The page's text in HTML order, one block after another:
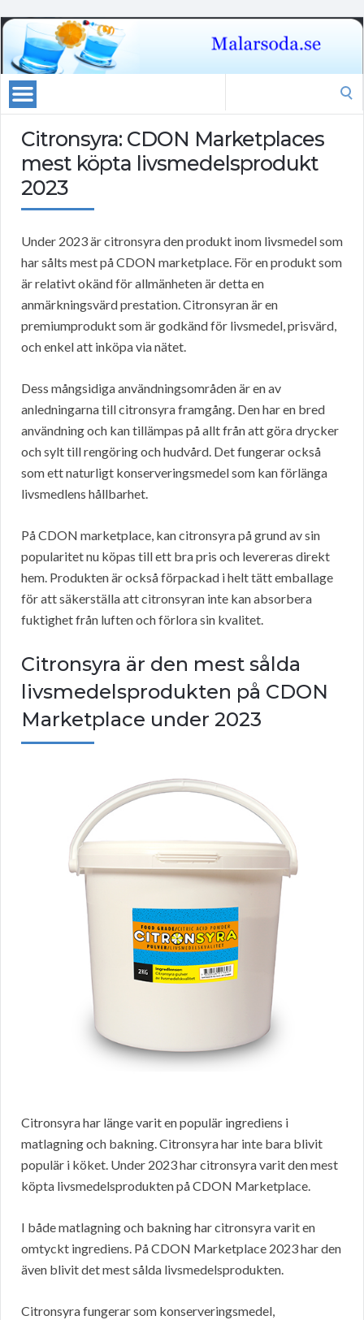
Citronsyra: CDON Marketplaces
mest köpta livsmedelsprodukt
2023
Under 2023 är citronsyra den produkt inom livsmedel som
har sålts mest på CDON marketplace. För en produkt som
är relativt okänd för allmänheten är detta en
anmärkningsvärd prestation. Citronsyran är en
premiumprodukt som är godkänd för livsmedel, prisvärd,
och enkel att inköpa via nätet.
Dess mångsidiga användningsområden är en av
anledningarna till citronsyra framgång. Den har en bred
användning och kan tillämpas på allt från att göra drycker
och sylt till rengöring och hudvård. Det fungerar också
som ett naturligt konserveringsmedel som kan förlänga
livsmedlens hållbarhet.
På CDON marketplace, kan citronsyra på grund av sin
popularitet nu köpas till ett bra pris och levereras direkt
hem. Produkten är också förpackad i helt tätt emballage
för att säkerställa att citronsyran inte kan absorbera
fuktighet från luften och förlora sin kvalitet.
Citronsyra är den mest sålda
livsmedelsprodukten på CDON
Marketplace under 2023
Citronsyra har länge varit en populär ingrediens i
matlagning och bakning. Citronsyra har inte bara blivit
populär i köket. Under 2023 har citronsyra varit den mest
köpta livsmedelsprodukten på CDON Marketplace.
I både matlagning och bakning har citronsyra varit en
omtyckt ingrediens. På CDON Marketplace 2023 har den
även blivit det mest sålda livsmedelsprodukten.
Citronsyra fungerar som konserveringsmedel,